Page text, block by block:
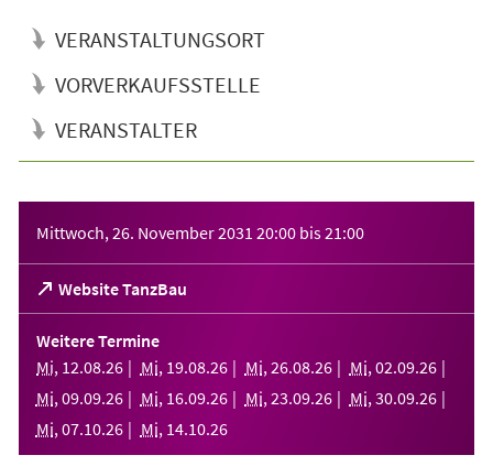
VERANSTALTUNGSORT
VORVERKAUFSSTELLE
VERANSTALTER
Mittwoch, 26. November 2031 20:00 bis21:00
Website TanzBau
(Öffnet
in
einem
neuen
Tab)
Weitere Termine
Mi, 12.08.26 Mi, 19.08.26 Mi, 26.08.26 Mi, 02.09.26
Mi, 09.09.26 Mi, 16.09.26 Mi, 23.09.26 Mi, 30.09.26
Mi, 07.10.26 Mi, 14.10.26